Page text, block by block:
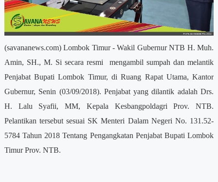
(savananews.com) Lombok Timur - Wakil Gubernur NTB H. Muh.
Amin, SH., M. Si secara resmi
mengambil sumpah dan melantik
Penjabat Bupati Lombok Timur, di Ruang Rapat Utama, Kantor
Gubernur, Senin (03/09/2018). Penjabat yang dilantik adalah Drs.
H. Lalu Syafii, MM, Kepala Kesbangpoldagri Prov. NTB.
Pelantikan tersebut sesuai SK Menteri Dalam Negeri No. 131.52-
5784 Tahun 2018 Tentang Pengangkatan Penjabat Bupati Lombok
Timur Prov. NTB.